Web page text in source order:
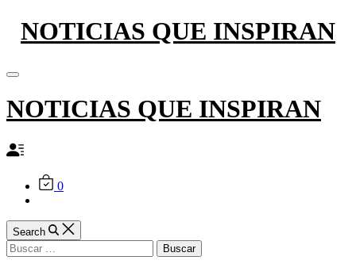
SkipNOTICIAS QUE INSPIRAN
Off
NOTICIAS QUE INSPIRAN
0
Search
Buscar: